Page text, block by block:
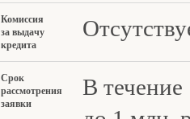
Комиссия
за выдачу
кредита
Срок
рассмотрения
заявки
В течение